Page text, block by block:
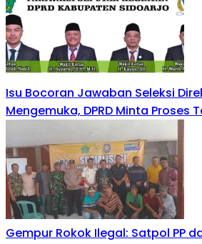
Isu Bocoran Jawaban Seleksi
Mengemuka, DPRD Minta Proses
Gempur Rokok Ilegal: Satpol PP